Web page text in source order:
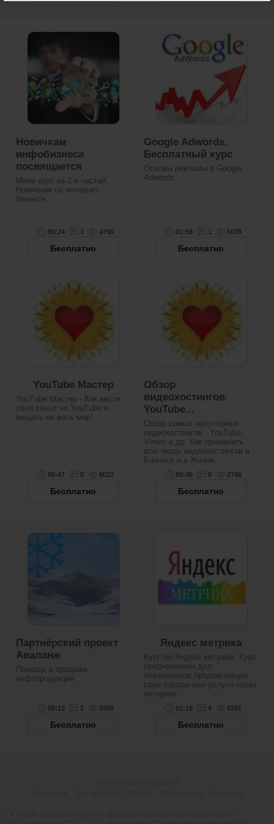
Новичкам
инфобизнеса
посвящается
Мини курс из 2-х частей.
Новичкам об интернет-
бизнесе.
00:24 3 4756
Бесплатно
Google Adwords.
Бесплатный курс
Основы рекламы в Google
Adwords.
01:58 1 6078
Бесплатно
YouTube Мастер
YouTube Мастер - Как вести
свой канал на YouTube и
вещать на весь мир!
00:47 5 6023
Бесплатно
Обзор
видеохостингов.
YouTube...
Обзор самых популярных
видеохостингов - YouTube,
Vimeo и др. Как применить
всю мощь видеохостингов в
Бизнесе и в Жизни...
00:40 0 2746
Бесплатно
Партнёрский проект
Аваланж
Помощь в продаже
инфопродукции.
00:12 2 2956
Бесплатно
Яндекс метрика
Курс по Яндекс метрике. Курс
предназначен для
бизнесменов продвигающих
свои товары или услуги через
интернет.
01:19 4 8201
Бесплатно